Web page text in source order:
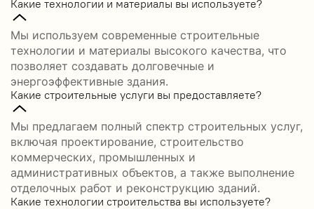
Какие технологии и материалы вы используете?
Мы используем современные строительные
технологии и материалы высокого качества, что
позволяет создавать долговечные и
энергоэффективные здания.
Какие строительные услуги вы предоставляете?
Мы предлагаем полный спектр строительных услуг,
включая проектирование, строительство
коммерческих, промышленных и
административных объектов, а также выполнение
отделочных работ и реконструкцию зданий.
Какие технологии строительства вы используете?